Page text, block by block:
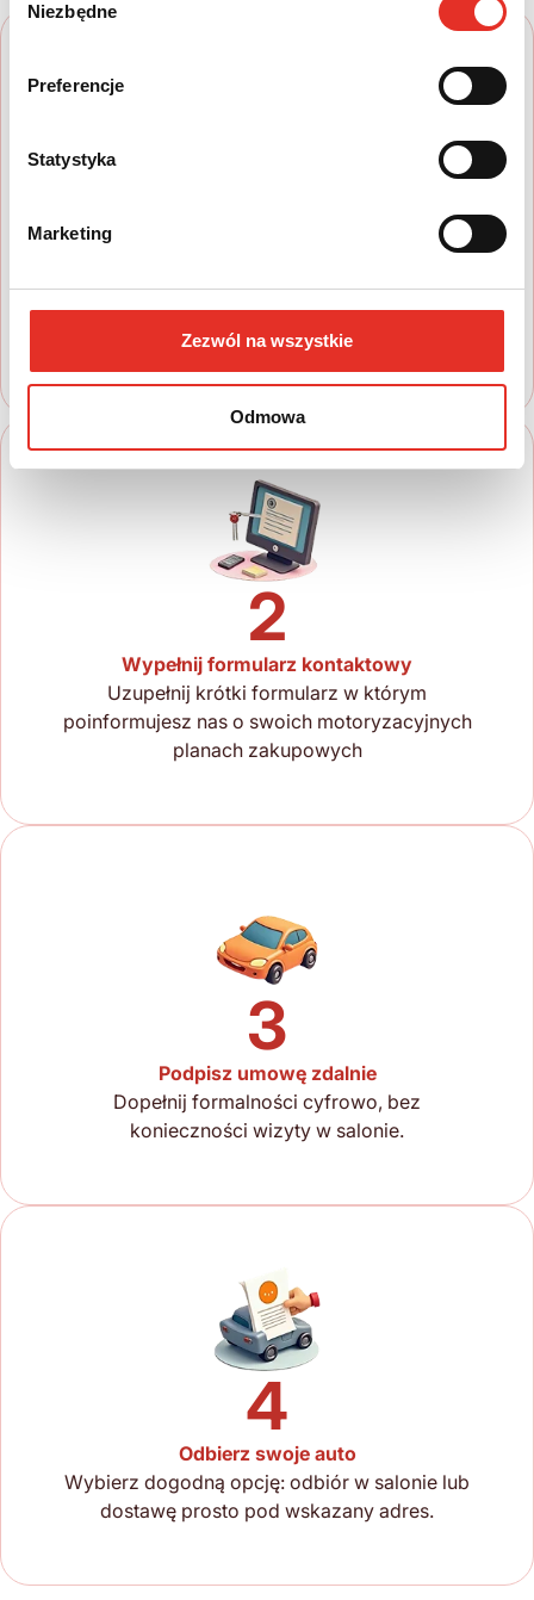
zgody
Niezbędne
Preferencje
Statystyka
Marketing
Zezwól na wszystkie
Odmowa
Zapoznaj się z nasza ofertą, aby wybrać
model, który najbardziej spełnia Twoje
oczekiwania
2
Wypełnij formularz kontaktowy
Uzupełnij krótki formularz w którym
poinformujesz nas o swoich motoryzacyjnych
planach zakupowych
3
Podpisz umowę zdalnie
Dopełnij formalności cyfrowo, bez
konieczności wizyty w salonie.
4
Odbierz swoje auto
Wybierz dogodną opcję: odbiór w salonie lub
dostawę prosto pod wskazany adres.